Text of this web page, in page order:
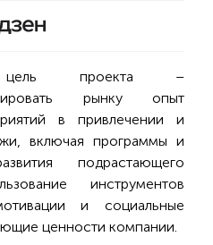
цель проекта –
рынку опыт
в привлечении и
включая программы и
подрастающего
инструментов
и социальные
ценности компании.